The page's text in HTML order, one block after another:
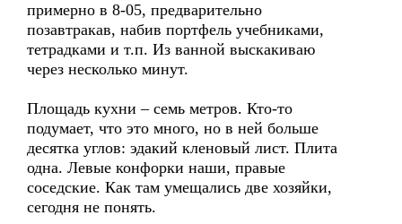
примерно в 8-05, предварительно
позавтракав, набив портфель учебниками,
тетрадками и т.п. Из ванной выскакиваю
через несколько минут.
Площадь кухни – семь метров. Кто-то
подумает, что это много, но в ней больше
десятка углов: эдакий кленовый лист. Плита
одна. Левые конфорки наши, правые
соседские. Как там умещались две хозяйки,
сегодня не понять.